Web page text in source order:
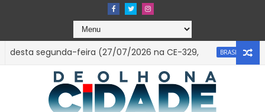
segunda-feira (27/07/2026 na CE-329, BRASIL A